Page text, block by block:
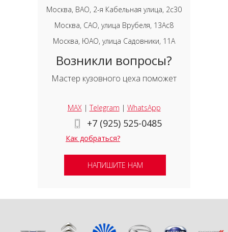
Москва, ВАО, 2-я Кабельная улица, 2с30
Москва, САО, улица Врубеля, 13Ас8
Москва, ЮАО, улица Садовники, 11А
Возникли вопросы?
Мастер кузовного цеха поможет
MAX|Telegram | WhatsApp
+7 (925) 525-0485
Как добраться?
НАПИШИТЕ НАМ